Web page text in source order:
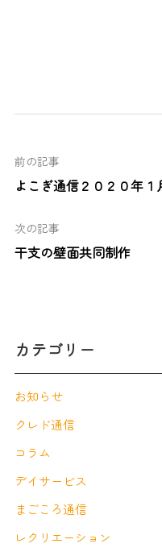
前の記事
よこぎ通信２０２０年１
次の記事
干支の壁面共同制作
カテゴリー
お知らせ
クレド通信
コラム
デイサービス
まごころ通信
レクリエーション